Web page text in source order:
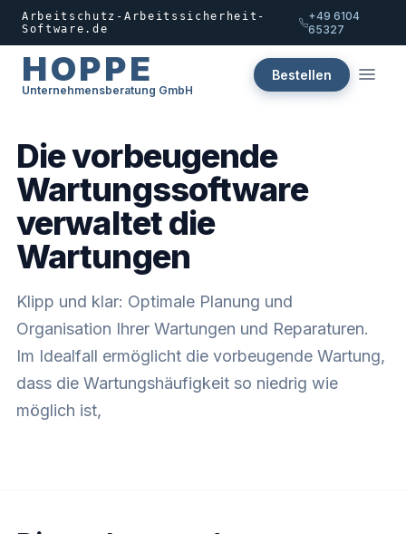
Arbeitschutz-Arbeitssicherheit-
Software.de
+49 6104
65327
HOPPE
Unternehmensberatung GmbH
Bestellen
Die vorbeugende
Wartungssoftware
verwaltet die
Wartungen
Klipp und klar: Optimale Planung und
Organisation Ihrer Wartungen und Reparaturen.
Im Idealfall ermöglicht die vorbeugende Wartung,
dass die Wartungshäufigkeit so niedrig wie
möglich ist,